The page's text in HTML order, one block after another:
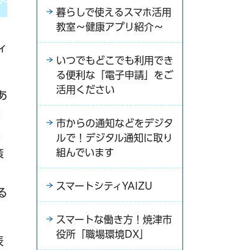
暮らしで使えるスマホ活用
教室～健康アプリ紹介～
いつでもどこでも利用でき
る便利な「電子申請」をご
活用ください
市からの通知などをデジタ
ルで！デジタル通知に取り
組んでいます
スマートシティYAIZU
スマートな働き方！焼津市
役所「職場環境DX」